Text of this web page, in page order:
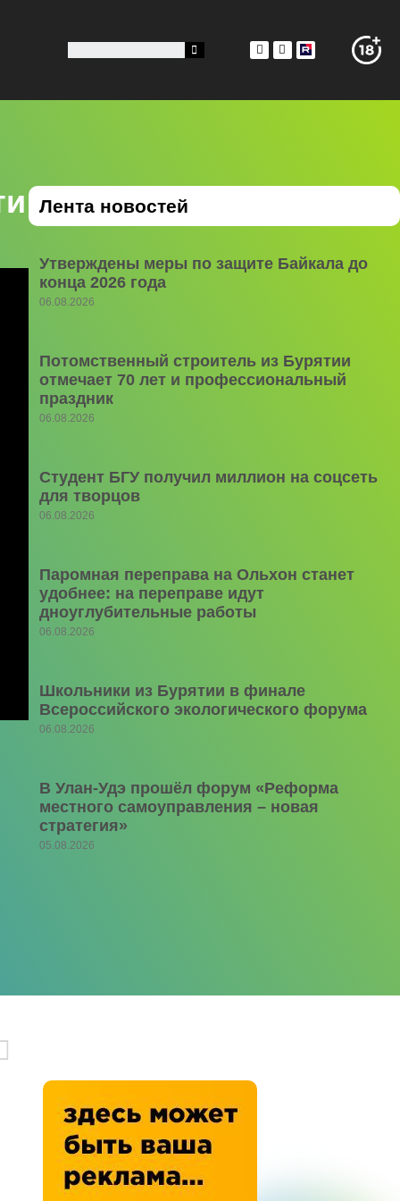
Лента новостей
Утверждены меры по защите Байкала до
конца 2026 года
06.08.2026
Потомственный строитель из Бурятии
отмечает 70 лет и профессиональный
праздник
06.08.2026
Студент БГУ получил миллион на соцсеть
для творцов
06.08.2026
Паромная переправа на Ольхон станет
удобнее: на переправе идут
дноуглубительные работы
06.08.2026
Школьники из Бурятии в финале
Всероссийского экологического форума
06.08.2026
В Улан-Удэ прошёл форум «Реформа
местного самоуправления – новая
стратегия»
05.08.2026